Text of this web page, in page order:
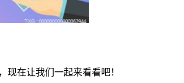
在让我们一起来看看吧！